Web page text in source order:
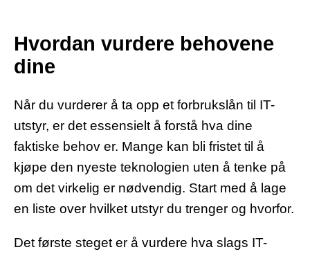
Hvordan vurdere behovene
dine
Når du vurderer å ta opp et forbrukslån til IT-
utstyr, er det essensielt å forstå hva dine
faktiske behov er. Mange kan bli fristet til å
kjøpe den nyeste teknologien uten å tenke på
om det virkelig er nødvendig. Start med å lage
en liste over hvilket utstyr du trenger og hvorfor.
Det første steget er å vurdere hva slags IT-